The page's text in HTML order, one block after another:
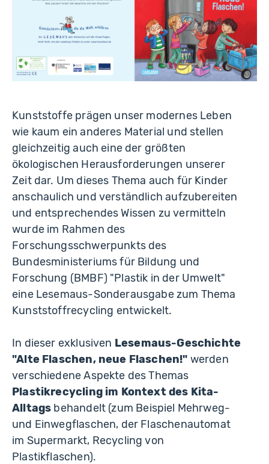
Kunststoffe prägen unser modernes Leben
wie kaum ein anderes Material und stellen
gleichzeitig auch eine der größten
ökologischen Herausforderungen unserer
Zeit dar. Um dieses Thema auch für Kinder
anschaulich und verständlich aufzubereiten
und entsprechendes Wissen zu vermitteln
wurde im Rahmen des
Forschungsschwerpunkts des
Bundesministeriums für Bildung und
Forschung (BMBF) "Plastik in der Umwelt"
eine Lesemaus-Sonderausgabe zum Thema
Kunststoffrecycling entwickelt.
In dieser exklusiven Lesemaus-Geschichte
"Alte Flaschen, neue Flaschen!" werden
verschiedene Aspekte des Themas
Plastikrecycling im Kontext des Kita-
Alltags behandelt (zum Beispiel Mehrweg-
und Einwegflaschen, der Flaschenautomat
im Supermarkt, Recycling von
Plastikflaschen).